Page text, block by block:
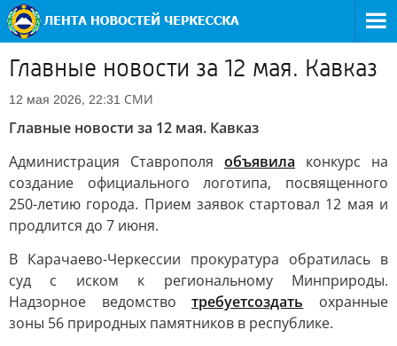
Главные новости за 12 мая. Кавказ
12 мая 2026, 22:31 СМИ
Главные новости за 12 мая. Кавказ
Администрация Ставрополя объявила конкурс на
создание официального логотипа, посвященного
250-летию города. Прием заявок стартовал 12 мая и
продлится до 7 июня.
В Карачаево-Черкессии прокуратура обратилась в
суд с иском к региональному Минприроды.
Надзорное ведомствотребуетсоздать охранные
зоны 56 природных памятников в республике.